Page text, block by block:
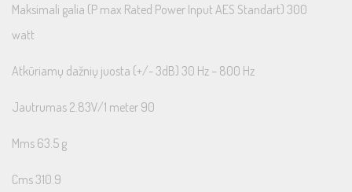
Maksimali galia (P max Rated Power Input AES Standart) 300
watt
Atkūriamų dažnių juosta (+/- 3dB) 30 Hz – 800 Hz
Jautrumas 2.83V/1 meter 90
Mms 63.5 g
Cms 310.9